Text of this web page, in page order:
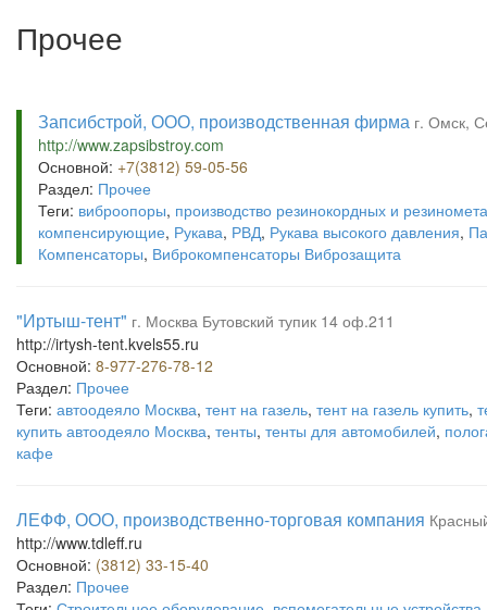
Прочее
Запсибстрой, ООО, производственная фирма г. Омск,
http://www.zapsibstroy.com
Основной: +7(3812) 59-05-56
Раздел: Прочее
Теги: виброопоры, производство резинокордных и
компенсирующие, Рукава, РВД, Рукава высокого давления,
Компенсаторы, Виброкомпенсаторы Виброзащита
"Иртыш-тент" г. Москва Бутовский тупик 14 оф.211
http://irtysh-tent.kvels55.ru
Основной: 8-977-276-78-12
Раздел: Прочее
Теги: автоодеяло Москва, тент на газель, тент на газель купить,
купить автоодеяло Москва, тенты, тенты для автомобилей,
кафе
ЛЕФФ, ООО, производственно-торговая компания
http://www.tdleff.ru
Основной: (3812) 33-15-40
Раздел: Прочее